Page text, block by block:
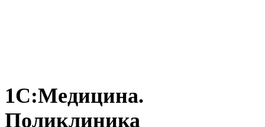
1С:Медицина.
Поликлиника